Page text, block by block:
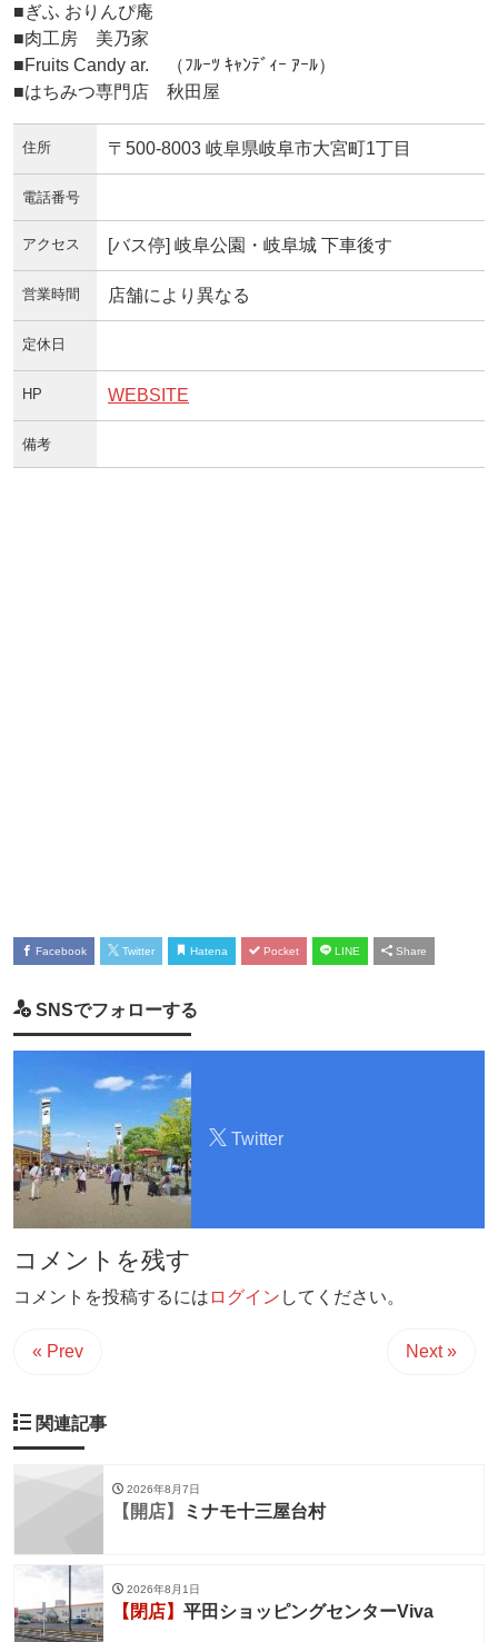
■ぎふ おりんぴ庵
■肉工房 美乃家
■Fruits Candy ar. （ﾌﾙｰﾂ ｷｬﾝﾃﾞｨｰ ｱｰﾙ）
■はちみつ専門店 秋田屋
住所 〒500-8003 岐阜県岐阜市大宮町1丁目
電話番号
アクセス [バス停] 岐阜公園・岐阜城 下車後す
営業時間 店舗により異なる
定休日
HP WEBSITE
備考
Facebook Twitter Hatena Pocket LINE Share
SNSでフォローする
Twitter
コメントを残す
コメントを投稿するには ログイン してください。
« Prev Next »
関連記事
2026年8月7日
【開店】 ミナモ十三屋台村
2026年8月1日
【閉店】 平田ショッピングセンターViva